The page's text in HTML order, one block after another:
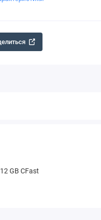
GB CFast